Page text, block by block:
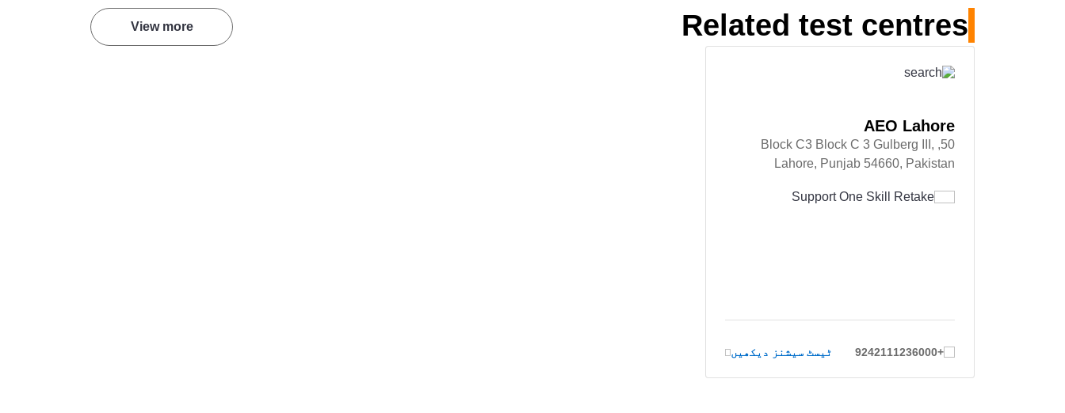
Related test centres
View more
AEO Lahore
50, Block C3 Block C 3 Gulberg III,
Lahore, Punjab 54660, Pakistan
Support One Skill Retake
+9242111236000 ٹیسٹ سیشنز دیکھیں